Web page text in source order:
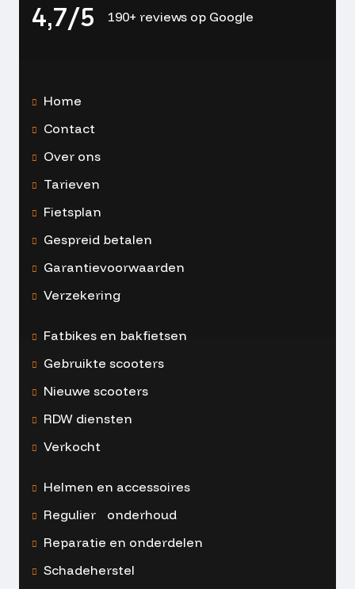
4,7/5 190+ reviews op Google
Home
Contact
Over ons
Tarieven
Fietsplan
Gespreid betalen
Garantievoorwaarden
Verzekering
Fatbikes en bakfietsen
Gebruikte scooters
Nieuwe scooters
RDW diensten
Verkocht
Helmen en accessoires
Regulier onderhoud
Reparatie en onderdelen
Schadeherstel